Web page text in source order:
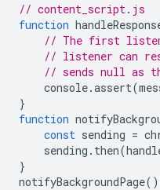
// content_script.js
function
// The first
// listener can
// sends null as
console.assert(
}
function
const sending =
sending . then(
}
notifyBackgroundPage